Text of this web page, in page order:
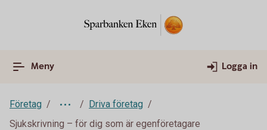
Meny Logga in
Företag
Driva företag
Sjukskrivning – för dig som är egenföretagare